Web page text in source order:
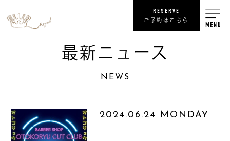
RESERVE
ご予約はこちら
RECRUIT
COMPANY
最新ニュース
NEWS
2024.06.24 MONDAY